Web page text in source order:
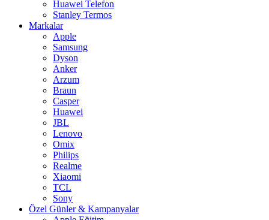
Huawei Telefon
Stanley Termos
Markalar
Apple
Samsung
Dyson
Anker
Arzum
Braun
Casper
Huawei
JBL
Lenovo
Omix
Philips
Realme
Xiaomi
TCL
Sony
Özel Günler & Kampanyalar